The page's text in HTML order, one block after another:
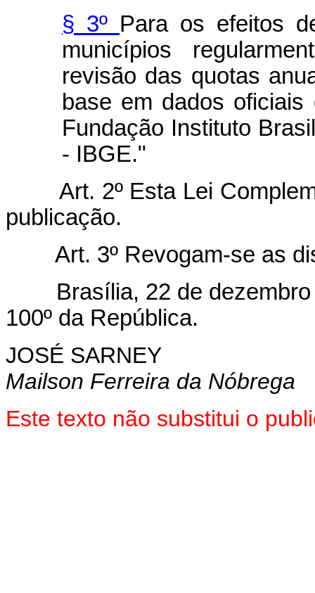
§ 3º Para os efeitos
municípios
revisão das quotas
base em dados
Fundação Instituto
- IBGE."
Art. 2º Esta Lei
publicação.
Art. 3º Revogam-se as
Brasília, 22 de dezembro
100º da República.
JOSÉ SARNEY
Mailson Ferreira da Nóbrega
Este texto não substitui o